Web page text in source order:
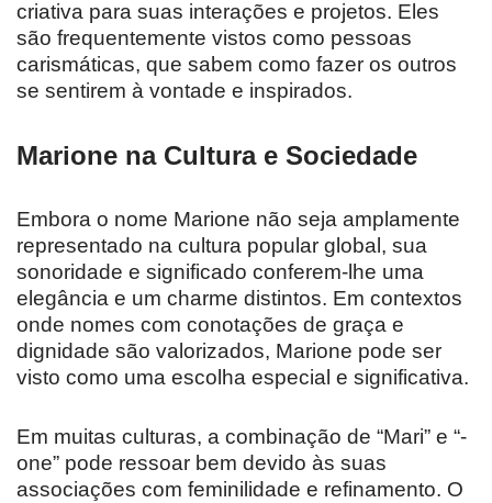
criativa para suas interações e projetos. Eles
são frequentemente vistos como pessoas
carismáticas, que sabem como fazer os outros
se sentirem à vontade e inspirados.
Marione na Cultura e Sociedade
Embora o nome Marione não seja amplamente
representado na cultura popular global, sua
sonoridade e significado conferem-lhe uma
elegância e um charme distintos. Em contextos
onde nomes com conotações de graça e
dignidade são valorizados, Marione pode ser
visto como uma escolha especial e significativa.
Em muitas culturas, a combinação de “Mari” e “-
one” pode ressoar bem devido às suas
associações com feminilidade e refinamento. O